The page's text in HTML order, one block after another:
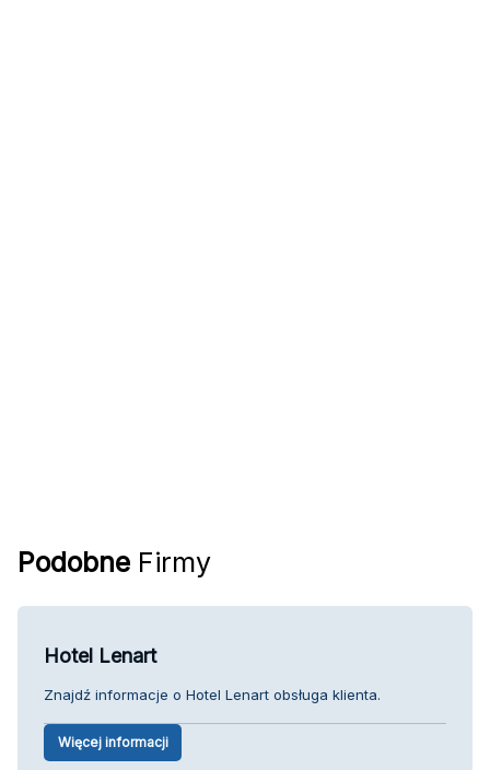
Podobne Firmy
Hotel Lenart
Znajdź informacje o Hotel Lenart obsługa klienta.
Więcej informacji